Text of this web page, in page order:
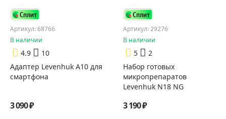
Артикул: 68766
В наличии
4.9
10
Адаптер Levenhuk A10 для
смартфона
3 090 ₽
Артикул: 29276
В наличии
5
2
Набор готовых
микропрепаратов
Levenhuk N18 NG
3 190 ₽